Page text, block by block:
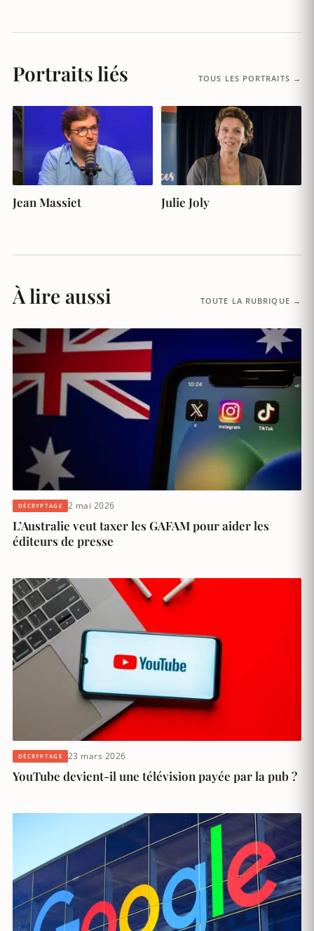
Portraits liés TOUS LES PORTRAITS →
Jean Massiet Julie Joly
À lire aussi TOUTE LA RUBRIQUE →
DÉCRYPTAGE 2 mai 2026
L’Australie veut taxer les GAFAM pour aider les
éditeurs de presse
DÉCRYPTAGE 23 mars 2026
YouTube devient-il une télévision payée par la pub ?